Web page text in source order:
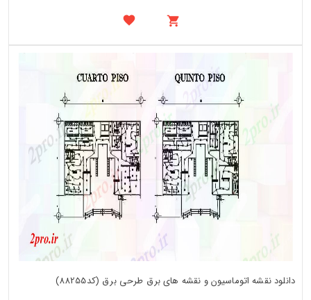
دانلود نقشه اتوماسیون و نقشه های برق طرحی برق (کد88255)